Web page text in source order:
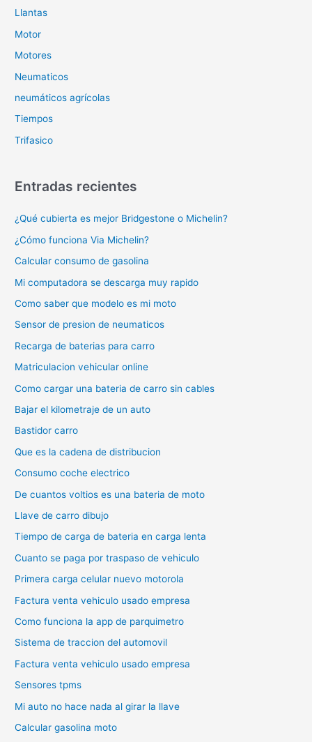
Llantas
Motor
Motores
Neumaticos
neumáticos agrícolas
Tiempos
Trifasico
Entradas recientes
¿Qué cubierta es mejor Bridgestone o Michelin?
¿Cómo funciona Via Michelin?
Calcular consumo de gasolina
Mi computadora se descarga muy rapido
Como saber que modelo es mi moto
Sensor de presion de neumaticos
Recarga de baterias para carro
Matriculacion vehicular online
Como cargar una bateria de carro sin cables
Bajar el kilometraje de un auto
Bastidor carro
Que es la cadena de distribucion
Consumo coche electrico
De cuantos voltios es una bateria de moto
Llave de carro dibujo
Tiempo de carga de bateria en carga lenta
Cuanto se paga por traspaso de vehiculo
Primera carga celular nuevo motorola
Factura venta vehiculo usado empresa
Como funciona la app de parquimetro
Sistema de traccion del automovil
Factura venta vehiculo usado empresa
Sensores tpms
Mi auto no hace nada al girar la llave
Calcular gasolina moto